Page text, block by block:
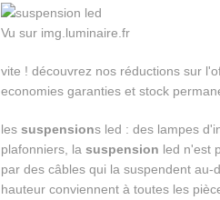
Vu sur img.luminaire.fr
vite ! découvrez nos réductions sur
economies garanties et stock
les suspensions led : des lampes
plafonniers, la suspension led n'est
par des câbles qui la suspendent au-
hauteur conviennent à toutes les